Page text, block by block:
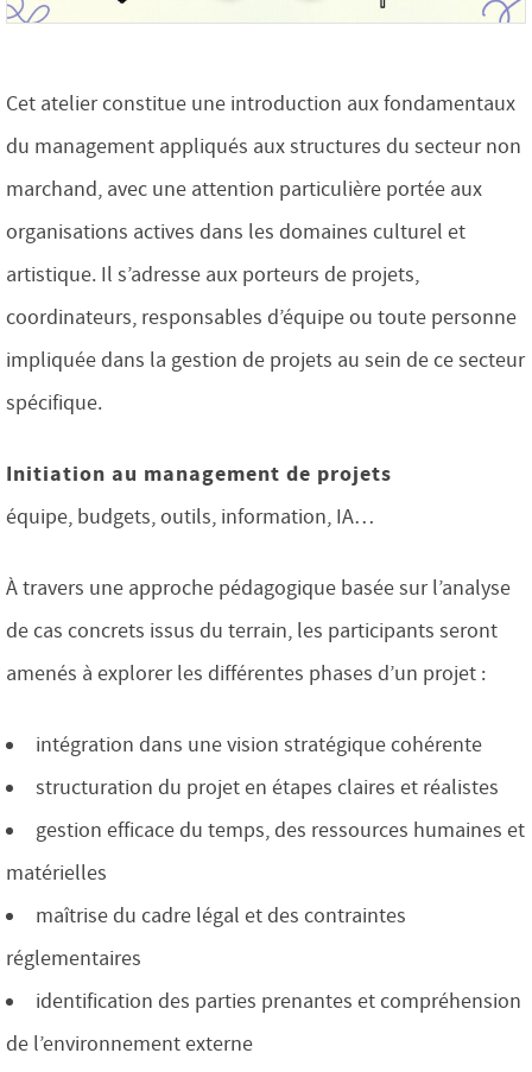
Cet atelier constitue une introduction aux fondamentaux
du management appliqués aux structures du secteur non
marchand, avec une attention particulière portée aux
organisations actives dans les domaines culturel et
artistique. Il s’adresse aux porteurs de projets,
coordinateurs, responsables d’équipe ou toute personne
impliquée dans la gestion de projets au sein de ce secteur
spécifique.
Initiation au management de projets
équipe, budgets, outils, information, IA…
À travers une approche pédagogique basée sur l’analyse
de cas concrets issus du terrain, les participants seront
amenés à explorer les différentes phases d’un projet :
intégration dans une vision stratégique cohérente
structuration du projet en étapes claires et réalistes
gestion efficace du temps, des ressources humaines et
matérielles
maîtrise du cadre légal et des contraintes
réglementaires
identification des parties prenantes et compréhension
de l’environnement externe